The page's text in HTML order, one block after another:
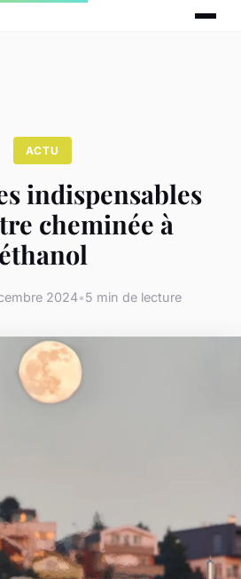
ACTU
indispensables
cheminée à
éthanol
2024•5 min de lecture